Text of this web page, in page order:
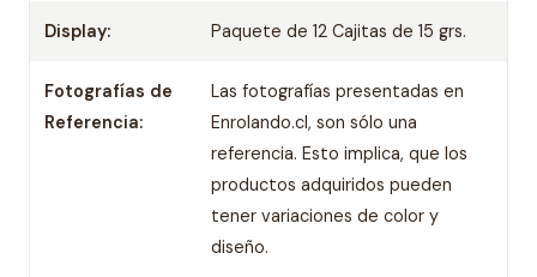
Display: Paquete de 12 Cajitas de 15 grs.
Fotografías de
Referencia:
Las fotografías presentadas en
Enrolando.cl, son sólo una
referencia. Esto implica, que los
productos adquiridos pueden
tener variaciones de color y
diseño.